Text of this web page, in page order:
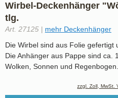
Wirbel-Deckenhänger
tlg.
Art. 27125 | mehr Deckenhänger
Die Wirbel sind aus Folie gefertigt
Die Anhänger aus Pappe sind ca.
Wolken, Sonnen und Regenbogen.
zzgl. Zoll, MwSt.